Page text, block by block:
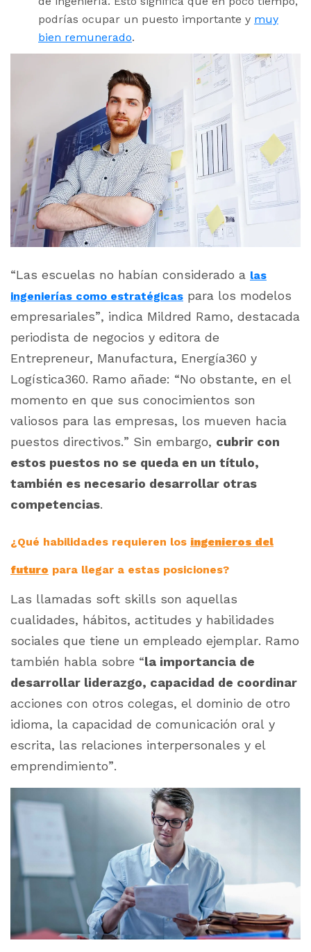
podrías ocupar un puesto importante y muy
bien remunerado.
“Las escuelas no habían considerado a las
ingenierías como estratégicas para los modelos
empresariales”, indica Mildred Ramo, destacada
periodista de negocios y editora de
Entrepreneur, Manufactura, Energía360 y
Logística360. Ramo añade: “No obstante, en el
momento en que sus conocimientos son
valiosos para las empresas, los mueven hacia
puestos directivos.” Sin embargo, cubrir con
estos puestos no se queda en un título,
también es necesario desarrollar otras
competencias.
¿Qué habilidades requieren los ingenieros del
futuro para llegar a estas posiciones?
Las llamadas soft skills son aquellas
cualidades, hábitos, actitudes y habilidades
sociales que tiene un empleado ejemplar. Ramo
también habla sobre “la importancia de
desarrollar liderazgo, capacidad de coordinar
acciones con otros colegas, el dominio de otro
idioma, la capacidad de comunicación oral y
escrita, las relaciones interpersonales y el
emprendimiento”.